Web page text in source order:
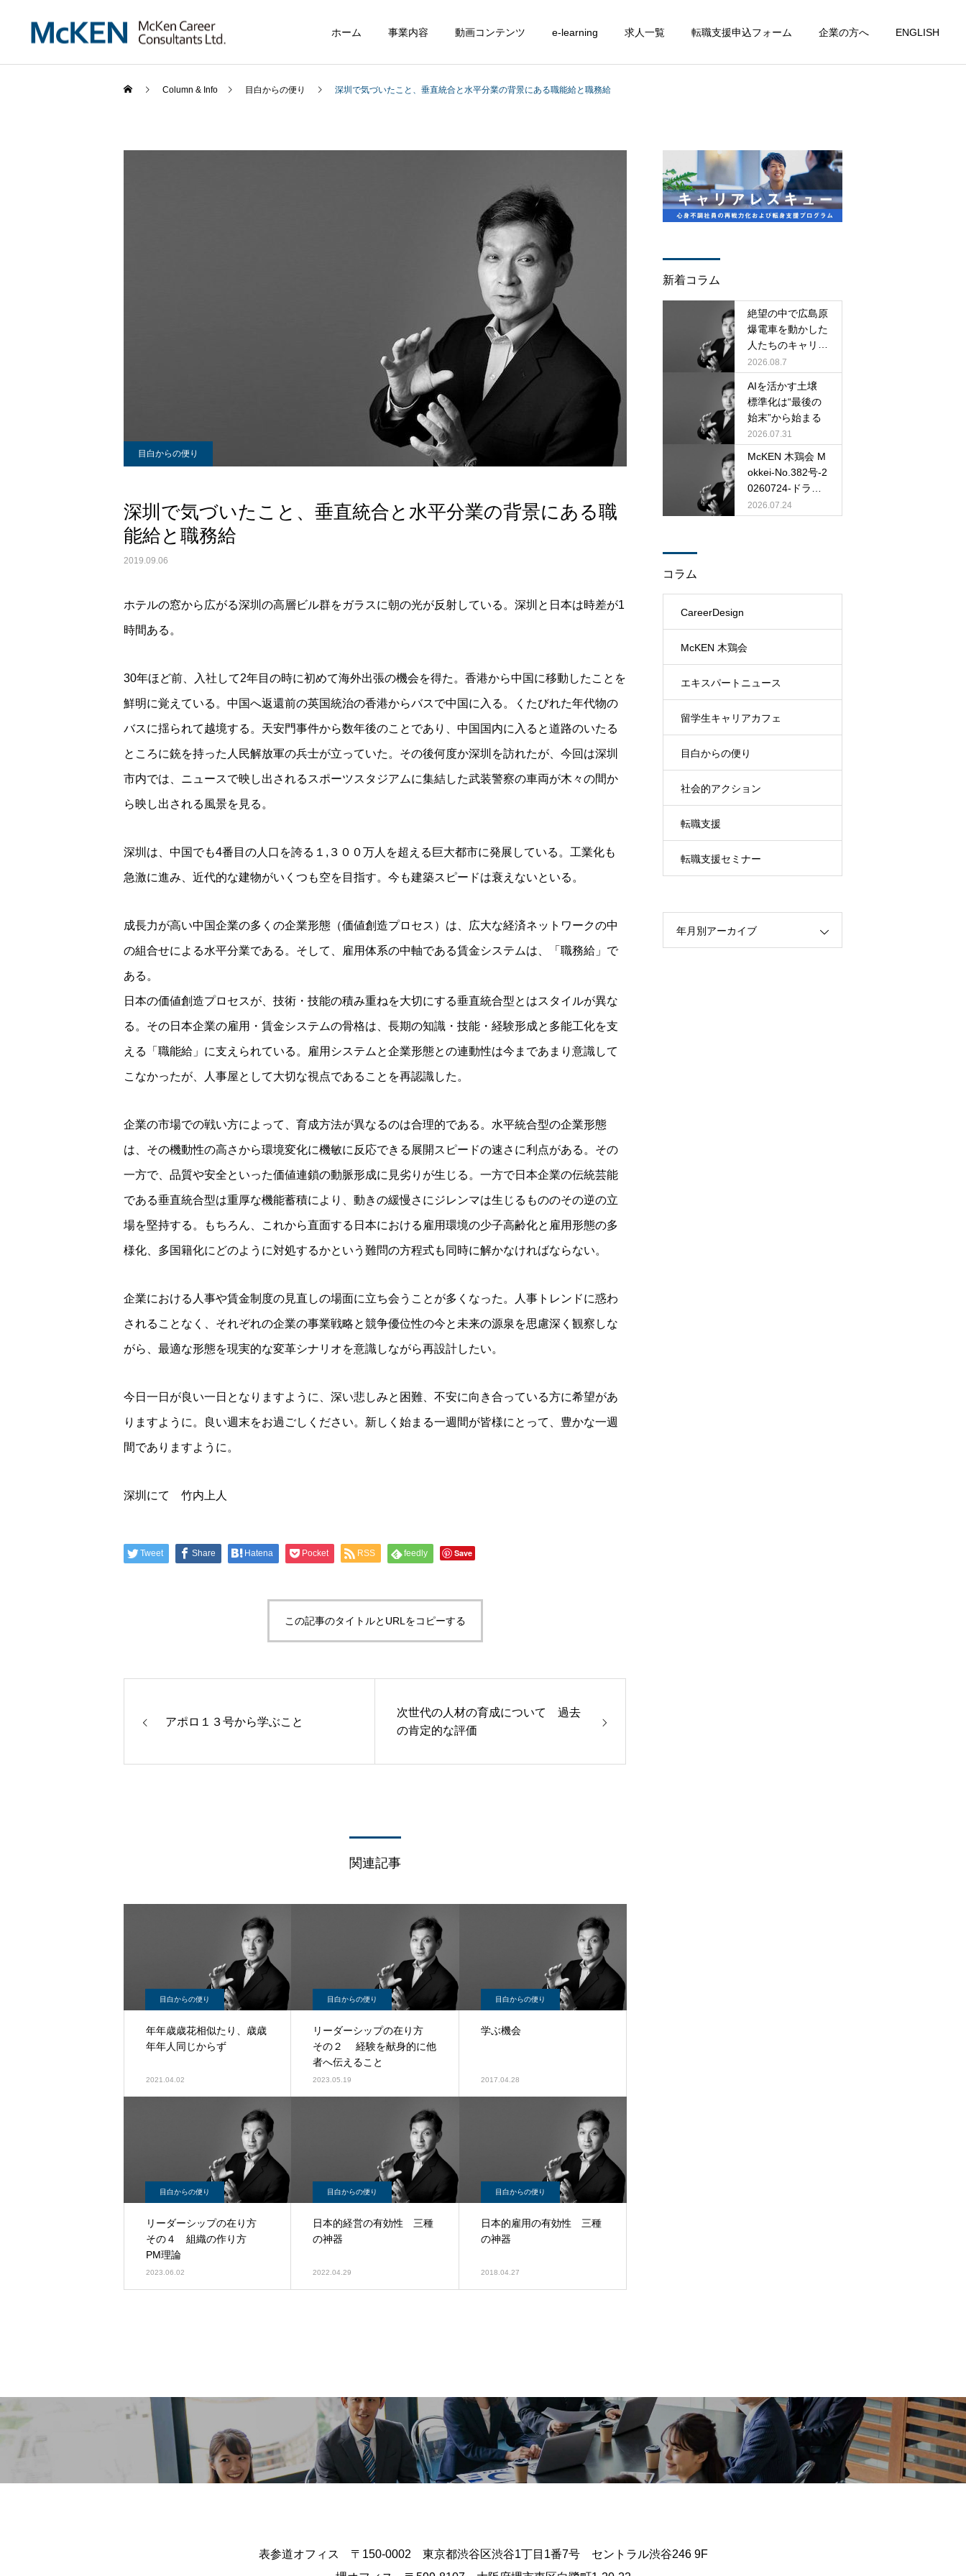
ホーム 事業内容 動画コンテンツ e-learning 求人一覧 転職支援申込フォーム 企業の方へ ENGLISH
Column & Info 目白からの便り 深圳で気づいたこと、垂直統合と水平分業の背景にある職能給と職務給
目白からの便り
深圳で気づいたこと、垂直統合と水平分業の背景にある職
能給と職務給
2019.09.06
ホテルの窓から広がる深圳の高層ビル群をガラスに朝の光が反射している。深圳と日本は時差が1
時間ある。
30年ほど前、入社して2年目の時に初めて海外出張の機会を得た。香港から中国に移動したことを
鮮明に覚えている。中国へ返還前の英国統治の香港からバスで中国に入る。くたびれた年代物の
バスに揺られて越境する。天安門事件から数年後のことであり、中国国内に入ると道路のいたる
ところに銃を持った人民解放軍の兵士が立っていた。その後何度か深圳を訪れたが、今回は深圳
市内では、ニュースで映し出されるスポーツスタジアムに集結した武装警察の車両が木々の間か
ら映し出される風景を見る。
深圳は、中国でも4番目の人口を誇る１,３００万人を超える巨大都市に発展している。工業化も
急激に進み、近代的な建物がいくつも空を目指す。今も建築スピードは衰えないといる。
成長力が高い中国企業の多くの企業形態（価値創造プロセス）は、広大な経済ネットワークの中
の組合せによる水平分業である。そして、雇用体系の中軸である賃金システムは、「職務給」で
ある。
日本の価値創造プロセスが、技術・技能の積み重ねを大切にする垂直統合型とはスタイルが異な
る。その日本企業の雇用・賃金システムの骨格は、長期の知識・技能・経験形成と多能工化を支
える「職能給」に支えられている。雇用システムと企業形態との連動性は今まであまり意識して
こなかったが、人事屋として大切な視点であることを再認識した。
企業の市場での戦い方によって、育成方法が異なるのは合理的である。水平統合型の企業形態
は、その機動性の高さから環境変化に機敏に反応できる展開スピードの速さに利点がある。その
一方で、品質や安全といった価値連鎖の動脈形成に見劣りが生じる。一方で日本企業の伝統芸能
である垂直統合型は重厚な機能蓄積により、動きの緩慢さにジレンマは生じるもののその逆の立
場を堅持する。もちろん、これから直面する日本における雇用環境の少子高齢化と雇用形態の多
様化、多国籍化にどのように対処するかという難問の方程式も同時に解かなければならない。
企業における人事や賃金制度の見直しの場面に立ち会うことが多くなった。人事トレンドに惑わ
されることなく、それぞれの企業の事業戦略と競争優位性の今と未来の源泉を思慮深く観察しな
がら、最適な形態を現実的な変革シナリオを意識しながら再設計したい。
今日一日が良い一日となりますように、深い悲しみと困難、不安に向き合っている方に希望があ
りますように。良い週末をお過ごしください。新しく始まる一週間が皆様にとって、豊かな一週
間でありますように。
深圳にて 竹内上人
Tweet Share Hatena Pocket RSS feedly Save
この記事のタイトルとURLをコピーする
アポロ１３号から学ぶこと
次世代の人材の育成について 過去
の肯定的な評価
関連記事
目白からの便り
年年歳歳花相似たり、歳歳
年年人同じからず
2021.04.02
目白からの便り
リーダーシップの在り方
その２ 経験を献身的に他
者へ伝えること
2023.05.19
目白からの便り
学ぶ機会
2017.04.28
目白からの便り
リーダーシップの在り方
その４ 組織の作り方
PM理論
2023.06.02
目白からの便り
日本的経営の有効性 三種
の神器
2022.04.29
目白からの便り
日本的雇用の有効性 三種
の神器
2018.04.27
新着コラム
絶望の中で広島原
爆電車を動かした
人たちのキャリア
観
2026.08.7
AIを活かす土壌
標準化は“最後の
始末”から始まる
2026.07.31
McKEN 木鶏会 M
okkei-No.382号-2
0260724-ドラッ
カー P. F. Druck
er
2026.07.24
コラム
CareerDesign
McKEN 木鶏会
エキスパートニュース
留学生キャリアカフェ
（MRCC）
目白からの便り
社会的アクション
転職支援
転職支援セミナー
年月別アーカイブ
表参道オフィス 〒150-0002 東京都渋谷区渋谷1丁目1番7号 セントラル渋谷246 9F